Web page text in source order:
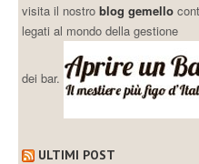
visita il nostroblog gemello
legati al mondo della gestione
dei bar.
ULTIMI POST